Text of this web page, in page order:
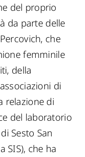
del proprio
da parte delle
che
femminile
della
di
relazione di
del laboratorio
Sesto San
SIS), che ha